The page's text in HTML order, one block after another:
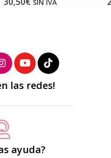
SIN IVA
las redes!
ayuda?